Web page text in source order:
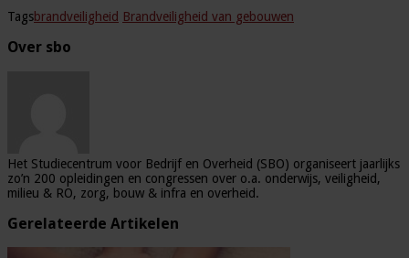
Tagsbrandveiligheid Brandveiligheid van gebouwen
Over sbo
Het Studiecentrum voor Bedrijf en Overheid (SBO) organiseert jaarlijks
zo’n 200 opleidingen en congressen over o.a. onderwijs, veiligheid,
milieu & RO, zorg, bouw & infra en overheid.
Gerelateerde Artikelen